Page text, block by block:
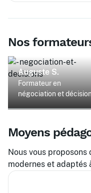
Nos
Auguste S.
Formateur en
négociation et
Moyens
Nous vous
modernes et adaptés